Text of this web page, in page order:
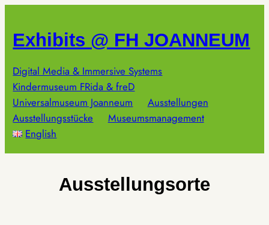
springen
Exhibits @ FH JOANNEUM
Digital Media & Immersive Systems
Kindermuseum FRida & freD
Universalmuseum Joanneum
Ausstellungen
Ausstellungsstücke
Museumsmanagement
English
Ausstellungsorte